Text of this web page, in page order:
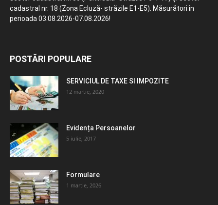
cadastral nr. 18 (Zona Ecluză- străzile E1-E5). Măsurători în
perioada 03.08.2026-07.08.2026!
POSTĂRI POPULARE
SERVICIUL DE TAXE SI IMPOZITE
12 martie, 2020
Evidența Persoanelor
5 iulie, 2017
Formulare
1 martie, 2026